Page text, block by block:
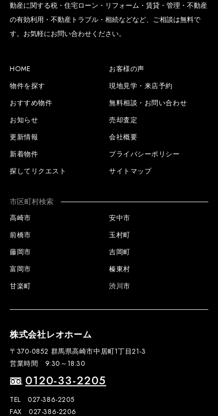
動産に関する税・住宅ローン・リフォーム・賃貸・管理・不動産
の有効利用・不動産トラブル・相続などなど、ご相談は無料で
す。お気軽にお問い合わせください。
HOME
物件を探す
おすすめ物件
お知らせ
更新情報
新着物件
探してリクエスト
お客様の声
現地見学・来店予約
無料相談・お問い合わせ
売却査定
会社概要
プライバシーポリシー
サイトマップ
市区町村検索
高崎市
前橋市
藤岡市
富岡市
甘楽町
安中市
玉村町
吉岡町
榛東村
渋川市
株式会社レオホーム
〒370-0852 群馬県高崎市中居町1丁目21-3
営業時間 9:30～18:30
0120-33-2205
TEL 027-386-2205
FAX 027-386-2206